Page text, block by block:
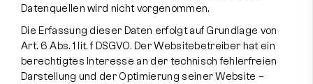
Datenquellen wird nicht vorgenommen.
Die Erfassung dieser Daten erfolgt auf Grundlage von
Art. 6 Abs. 1 lit. f DSGVO. Der Websitebetreiber hat ein
berechtigtes Interesse an der technisch fehlerfreien
Darstellung und der Optimierung seiner Website –